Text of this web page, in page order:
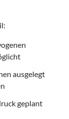
ausgelegt
geplant